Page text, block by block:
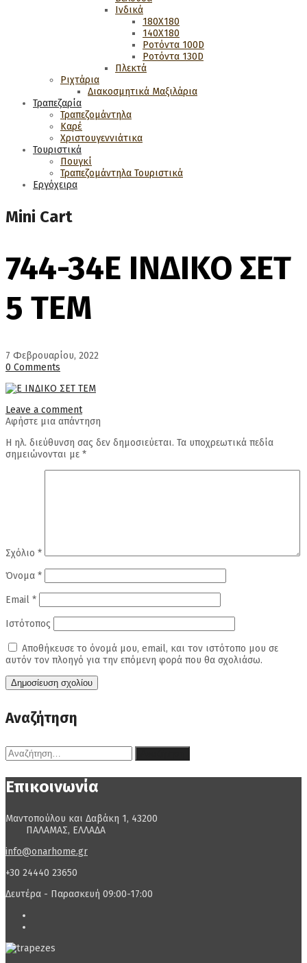
Ινδικά
180Χ180
140Χ180
Ροτόντα 100D
Ροτόντα 130D
Πλεκτά
Ριχτάρια
Διακοσμητικά Μαξιλάρια
Τραπεζαρία
Τραπεζομάντηλα
Καρέ
Χριστουγεννιάτικα
Τουριστικά
Πουγκί
Τραπεζομάντηλα Τουριστικά
Εργόχειρα
Mini Cart
744-34Ε ΙΝΔΙΚΟ ΣΕΤ
5 ΤΕΜ
7 Φεβρουαρίου, 2022
0 Comments
Leave a comment
Αφήστε μια απάντηση
Η ηλ. διεύθυνση σας δεν δημοσιεύεται. Τα υποχρεωτικά πεδία
σημειώνονται με *
Σχόλιο *
Όνομα *
Email *
Ιστότοπος
Αποθήκευσε το όνομά μου, email, και τον ιστότοπο μου σε
αυτόν τον πλοηγό για την επόμενη φορά που θα σχολιάσω.
Αναζήτηση
Αναζήτηση
για:
Επικοινωνία
Μαντοπούλου και Δαβάκη 1, 43200
ΠΑΛΑΜΑΣ, ΕΛΛΑΔΑ
info@onarhome.gr
+30 24440 23650
Δευτέρα - Παρασκευή 09:00-17:00